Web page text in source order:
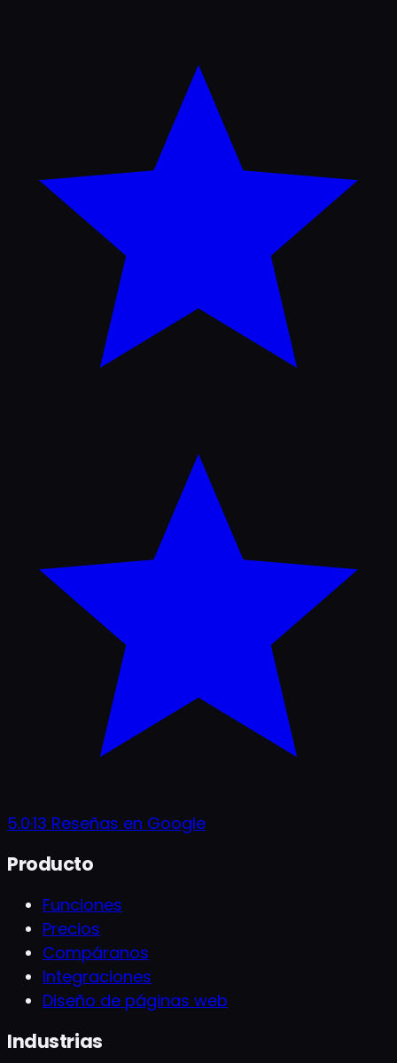
5.0·13 Reseñas en Google
Producto
Funciones
Precios
Compáranos
Integraciones
Diseño de páginas web
Industrias